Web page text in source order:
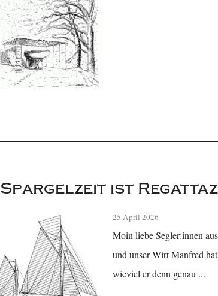
Spargelzeit ist
25 April 2026
Moin liebe Segler:innen
und unser Wirt Manfred
wieviel er denn genau ...